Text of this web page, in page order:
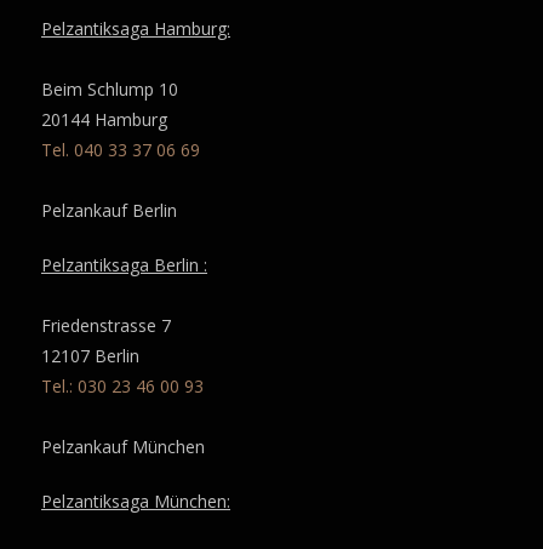
Pelzantiksaga Hamburg:
Beim Schlump 10
20144 Hamburg
Tel. 040 33 37 06 69
Pelzankauf Berlin
Pelzantiksaga Berlin :
Friedenstrasse 7
12107 Berlin
Tel.: 030 23 46 00 93
Pelzankauf München
Pelzantiksaga München: